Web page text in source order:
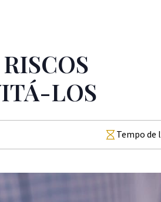
LOS
Tempo de